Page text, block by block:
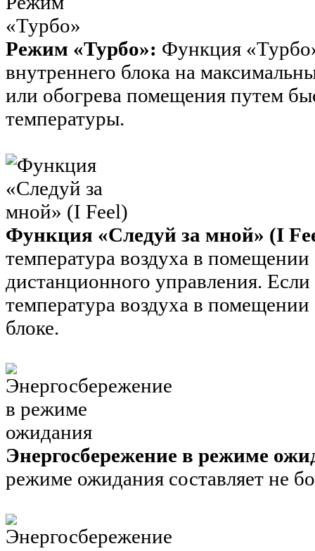
Режим «Турбо»: Функция
внутреннего блока на
или обогрева помещения путем
температуры.
Функция «Следуй за мной» (I
температура воздуха в помещении
дистанционного управления.
температура воздуха в
блоке.
Энергосбережение в режиме
режиме ожидания составляет не